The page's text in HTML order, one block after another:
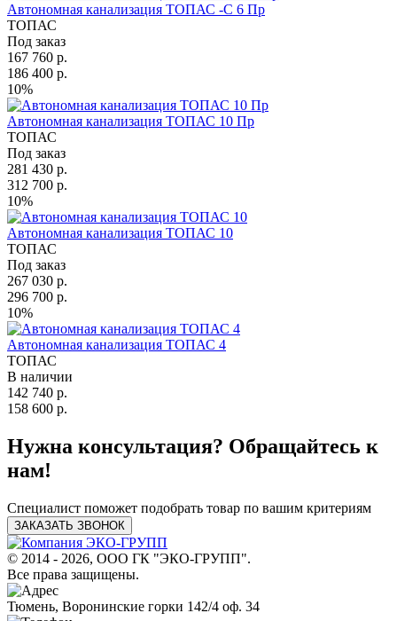
Автономная канализация ТОПАС -С 6 Пр
ТОПАС
Под заказ
167 760 р.
186 400 р.
10%
Автономная канализация ТОПАС 10 Пр
ТОПАС
Под заказ
281 430 р.
312 700 р.
10%
Автономная канализация ТОПАС 10
ТОПАС
Под заказ
267 030 р.
296 700 р.
10%
Автономная канализация ТОПАС 4
ТОПАС
В наличии
142 740 р.
158 600 р.
Нужна консультация? Обращайтесь к
нам!
Специалист поможет подобрать товар по вашим критериям
ЗАКАЗАТЬ ЗВОНОК
© 2014 - 2026, ООО ГК "ЭКО-ГРУПП".
Все права защищены.
Тюмень, Воронинские горки 142/4 оф. 34